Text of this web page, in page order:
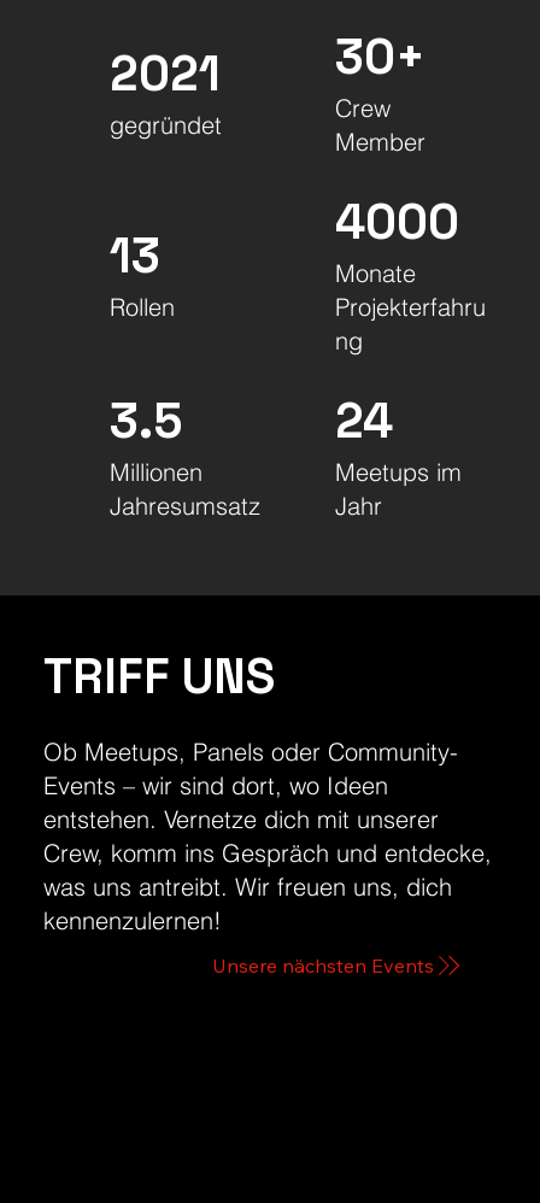
2021
gegründet
30+
Crew
Member
13
Rollen
4000
Monate
Projekterfahru
ng
3.5
Millionen
Jahresumsatz
24
Meetups im
Jahr
TRIFF UNS
Ob Meetups, Panels oder Community-
Events – wir sind dort, wo Ideen
entstehen. Vernetze dich mit unserer
Crew, komm ins Gespräch und entdecke,
was uns antreibt. Wir freuen uns, dich
kennenzulernen!
Unsere nächsten Events